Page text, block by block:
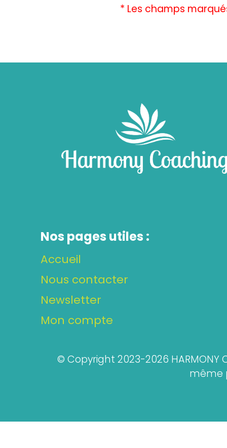
* Les champs
Nos pages utiles :
Accueil
Nous contacter
Newsletter
Mon compte
© Copyright 2023-2026 HARMONY
même